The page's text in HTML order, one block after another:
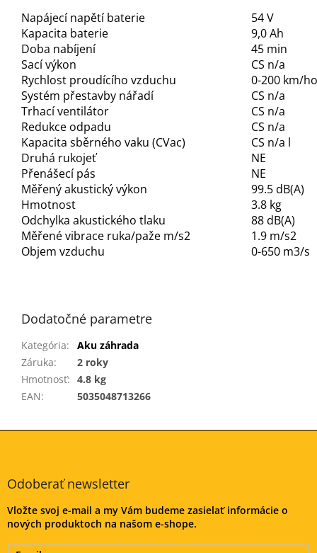
Napájecí napětí baterie
54 V
Kapacita baterie
9,0 Ah
Doba nabíjení
45 min
Sací výkon
CS n/a
Rychlost proudícího vzduchu
0-200 km/
Systém přestavby nářadí
CS n/a
Trhací ventilátor
CS n/a
Redukce odpadu
CS n/a
Kapacita sběrného vaku (CVac)
CS n/a l
Druhá rukojeť
NE
Přenášecí pás
NE
Měřený akustický výkon
99.5 dB(A)
Hmotnost
3.8 kg
Odchylka akustického tlaku
88 dB(A)
Měřené vibrace ruka/paže m/s2
1.9 m/s2
Objem vzduchu
0-650 m3/s
Dodatočné parametre
Kategória:
Aku záhrada
Záruka:
2 roky
Hmotnosť: 4.8 kg
EAN: 5035048713266
Z
Odoberať newsletter
Vložte svoj e-mail a my Vám budeme zasielať informácie o
nových produktoch na našom e-shope.